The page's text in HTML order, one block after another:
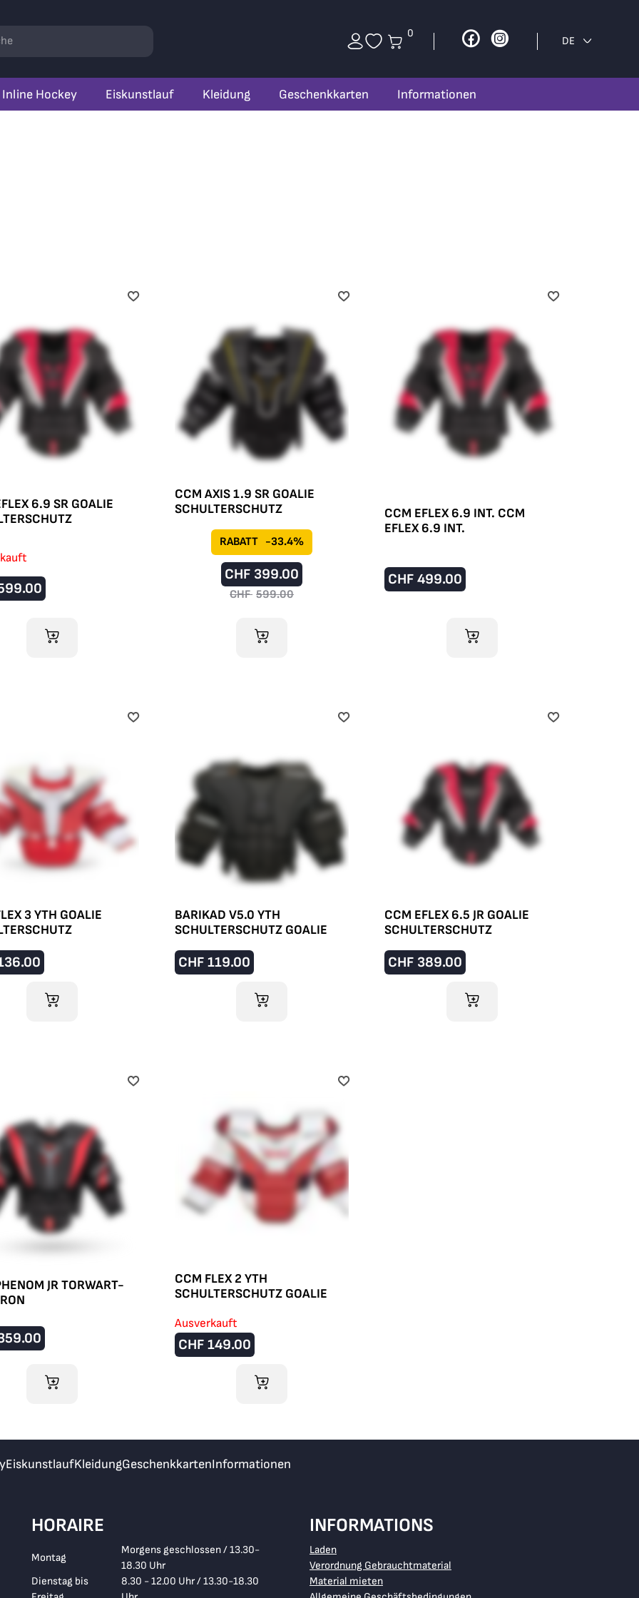
Inline Hockey Eiskunstlauf Kleidung Geschenkkarten Informationen
0 Facebook
Instagram
DE
6.9 SR GOALIE
IM WARENKORB
CCM AXIS 1.9 SR GOALIE
SCHULTERSCHUTZ
RABATT -33.4%
CHF 399.00
CHF 599.00
IM WARENKORB
CCM EFLEX 6.9 INT. CCM
EFLEX 6.9 INT.
CHF 499.00
IM WARENKORB
3 YTH GOALIE
IM WARENKORB
BARIKAD V5.0 YTH
SCHULTERSCHUTZ GOALIE
CHF 119.00
IM WARENKORB
CCM EFLEX 6.5 JR GOALIE
SCHULTERSCHUTZ
CHF 389.00
IM WARENKORB
JR TORWART-
IM WARENKORB
CCM FLEX 2 YTH
SCHULTERSCHUTZ GOALIE
Ausverkauft
CHF 149.00
IM WARENKORB
EiskunstlaufKleidungGeschenkkartenInformationen
HORAIRE
Montag
Morgens geschlossen / 13.30-
18.30 Uhr
Dienstag bis
8.30 - 12.00 Uhr / 13.30-18.30
INFORMATIONS
Laden
Verordnung Gebrauchtmaterial
Material mieten